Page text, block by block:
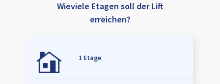
Wieviele Etagen soll der Lift
erreichen?
1 Etage